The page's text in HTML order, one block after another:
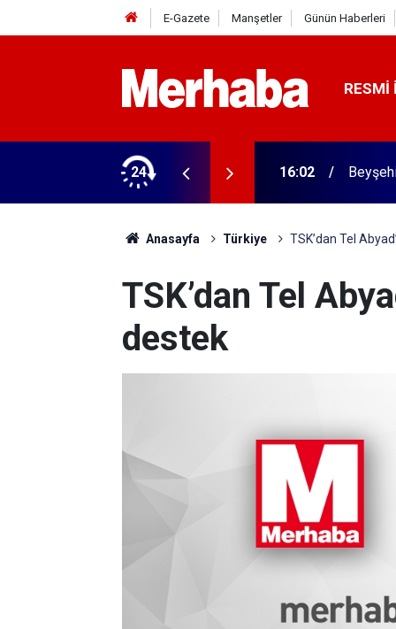
E-Gazete Manşetler Günün Haberleri
RESMI
24
tamam! Başkandan ilk mesaj 16:02
Anasayfa Türkiye TSK’dan Tel
TSK’dan Tel
destek